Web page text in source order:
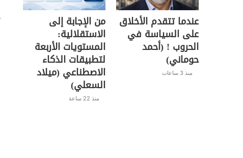
عندما تتقدم الأخلاق
على السياسة في
الحروب ! (أحمد
حوماني)
منذ 3 ساعات
من الإجابة إلى
الاستقلالية:
المستويات الأربعة
لتطبيقات الذكاء
الاصطناعي (ميلاد
السعلي)
منذ 22 ساعة